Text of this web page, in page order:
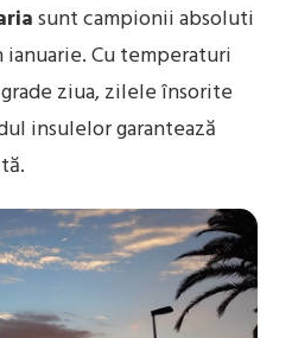
sunt campionii absoluti
Cu temperaturi
ziua, zilele însorite
insulelor garantează